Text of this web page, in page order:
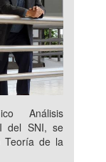
Análisis
del SNI, se
Teoría de la